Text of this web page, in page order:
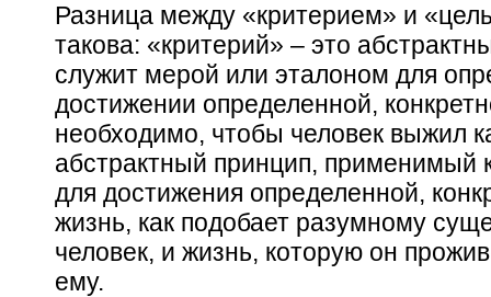
Разница между «критерием» и
такова: «критерий» – это
служит мерой или эталоном для
достижении определенной,
необходимо, чтобы человек выжил
абстрактный принцип, применимый
для достижения определенной,
жизнь, как подобает разумному
человек, и жизнь, которую он
ему.